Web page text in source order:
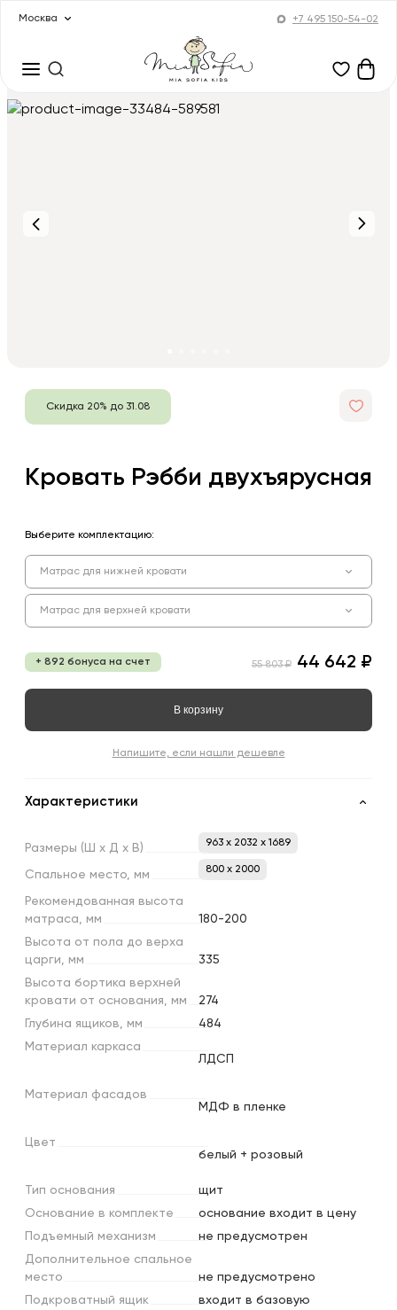
Москва +7 495 150-54-02
Скидка 20% до 31.08
Кровать Рэбби двухъярусная
Выберите комплектацию:
Матрас для нижней кровати
Матрас для верхней кровати
+ 892 бонуса на счет 55 803 ₽ 44 642 ₽
В корзину
Напишите, если нашли дешевле
Характеристики
Размеры (Ш х Д х В) 963 x 2032 x 1689
Спальное место, мм 800 х 2000
Рекомендованная высота
матраса, мм
180-200
Высота от пола до верха
царги, мм
335
Высота бортика верхней
кровати от основания, мм
274
Глубина ящиков, мм
484
Материал каркаса
ЛДСП
Материал фасадов
МДФ в пленке
Цвет
белый + розовый
Тип основания
щит
Основание в комплекте
основание входит в цену
Подъемный механизм
не предусмотрен
Дополнительное спальное
место
не предусмотрено
Подкроватный ящик
входит в базовую